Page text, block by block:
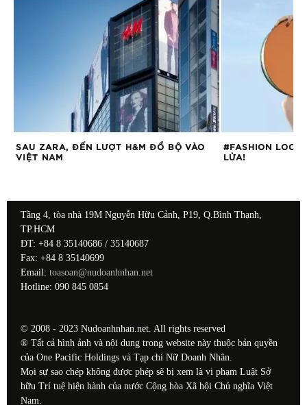
SAU ZARA, ĐẾN LƯỢT H&M ĐỔ BỘ VÀO
VIỆT NAM
#FASHION
LỬA!
Tầng 4, tòa nhà 19M Nguyễn Hữu Cảnh, P19, Q.Bình Thạnh,
TP.HCM
ĐT: +84 8 35140686 / 35140687
Fax: +84 8 35140699
Email: toasoan@nudoanhnhan.net
Hotline: 090 845 0854
© 2008 - 2023 Nudoanhnhan.net. All rights reserved
® Tất cả hình ảnh và nội dung trong website này thuộc bản quyền
của One Pacific Holdings và Tạp chí Nữ Doanh Nhân.
Mọi sự sao chép không được phép sẽ bị xem là vi phạm Luật Sở
hữu Trí tuệ hiện hành của nước Cộng hòa Xã hội Chủ nghĩa Việt
Nam.